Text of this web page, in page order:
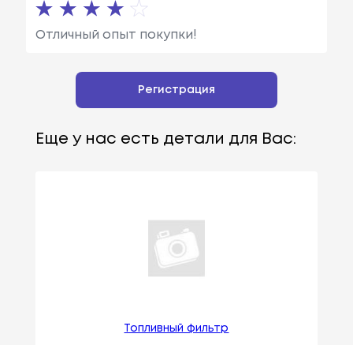
Отличный опыт покупки!
Регистрация
Еще у нас есть детали для Вас:
Топливный фильтр